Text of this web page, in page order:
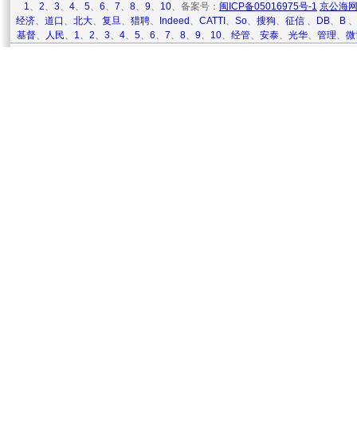
1、 2、 3、 4、 5、 6、 7、 8、 9、 10、备案号： 闽ICP备05016975号-1 京公海
经济、 道口 、 北大、 复旦、 猎聘、 Indeed 、 CATTI 、 So、 搜狗、 征信 、 DB、 B 、
基督、 人民、 1、 2、 3、 4、 5、 6、 7、 8、 9、 10、 经管、 安泰、 光华、 管理、 微